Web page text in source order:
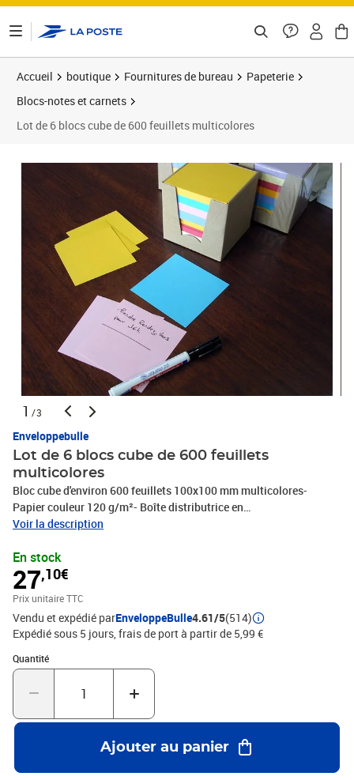
Accueil boutique Fournitures de bureau
Papeterie
Blocs-notes et carnets
Lot de 6 blocs cube de 600 feuillets multicolores
1 /3
Enveloppebulle
Lot de 6 blocs cube de 600 feuillets
multicolores
Bloc cube d'environ 600 feuillets 100x100 mm multicolores-
Papier couleur 120 g/m²- Boîte distributrice en
cartonIndispensable pour éviter les trous de mémoire !Protégez
Voir la description
En stock
27,10€
Prix unitaire TTC
Vendu et expédié parEnveloppeBulle4.61/5(514)
Expédié sous 5 jours, frais de port à partir de 5,99 €
Quantité
Quantité : 1
Ajouter au panier